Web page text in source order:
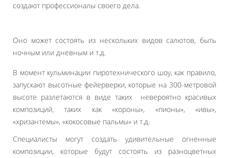
создают профессионалы своего дела.
Оно может состоять из нескольких видов салютов, быть
ночным или дневным и т.д.
В момент кульминации пиротехнического шоу, как правило,
запускают высотные фейерверки, которые на 300-метровой
высоте разлетаются в виде таких невероятно красивых
композиций, таких как «короны», «пионы», «ивы»,
«хризантемы», «кокосовые пальмы» и т.д.
Специалисты могут создать удивительные огненные
композиции, которые будут состоять из разноцветных